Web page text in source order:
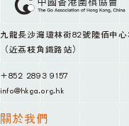
九龍長沙灣瓊林街82號陸佰中
（近荔枝角鐵路站）
+852 2893 9157
info@hkga.org.hk
關於我們